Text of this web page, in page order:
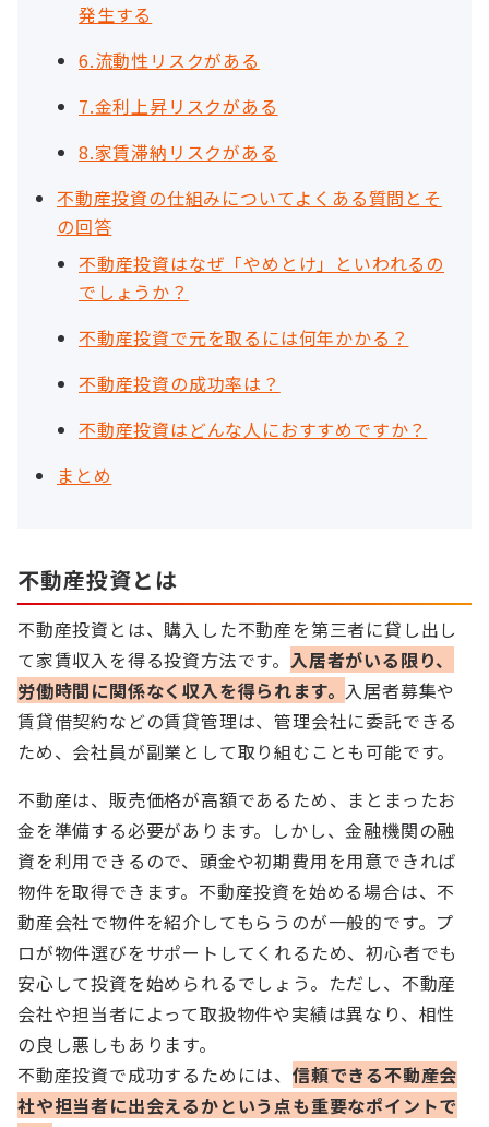
発生する
6.流動性リスクがある
7.金利上昇リスクがある
8.家賃滞納リスクがある
不動産投資の仕組みについてよくある質問とそ
の回答
不動産投資はなぜ「やめとけ」といわれるの
でしょうか？
不動産投資で元を取るには何年かかる？
不動産投資の成功率は？
不動産投資はどんな人におすすめですか？
まとめ
不動産投資とは
不動産投資とは、購入した不動産を第三者に貸し出し
て家賃収入を得る投資方法です。入居者がいる限り、
労働時間に関係なく収入を得られます。 入居者募集や
賃貸借契約などの賃貸管理は、管理会社に委託できる
ため、会社員が副業として取り組むことも可能です。
不動産は、販売価格が高額であるため、まとまったお
金を準備する必要があります。しかし、金融機関の融
資を利用できるので、頭金や初期費用を用意できれば
物件を取得できます。不動産投資を始める場合は、不
動産会社で物件を紹介してもらうのが一般的です。プ
ロが物件選びをサポートしてくれるため、初心者でも
安心して投資を始められるでしょう。ただし、不動産
会社や担当者によって取扱物件や実績は異なり、相性
の良し悪しもあります。
不動産投資で成功するためには、 信頼できる不動産会
社や担当者に出会えるかという点も重要なポイントで